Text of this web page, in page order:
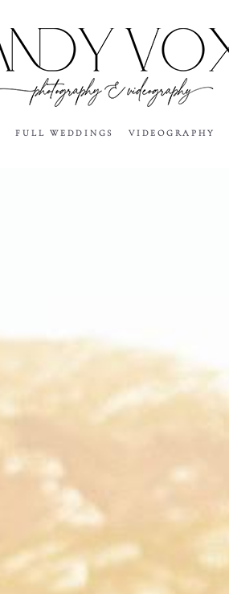
FULL WEDDINGS VIDEOGRAPHY